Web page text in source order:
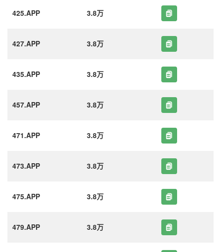
425.APP 3.8万
427.APP 3.8万
435.APP 3.8万
457.APP 3.8万
471.APP 3.8万
473.APP 3.8万
475.APP 3.8万
479.APP 3.8万